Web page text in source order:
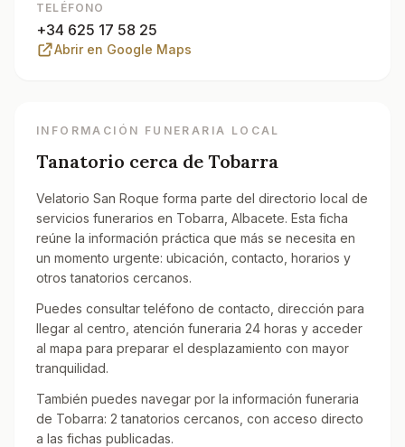
TELÉFONO
+34 625 17 58 25
Abrir en Google Maps
INFORMACIÓN FUNERARIA LOCAL
Tanatorio cerca de Tobarra
Velatorio San Roque forma parte del directorio local de
servicios funerarios en Tobarra, Albacete. Esta ficha
reúne la información práctica que más se necesita en
un momento urgente: ubicación, contacto, horarios y
otros tanatorios cercanos.
Puedes consultar teléfono de contacto, dirección para
llegar al centro, atención funeraria 24 horas y acceder
al mapa para preparar el desplazamiento con mayor
tranquilidad.
También puedes navegar por la información funeraria
de Tobarra: 2 tanatorios cercanos, con acceso directo
a las fichas publicadas.